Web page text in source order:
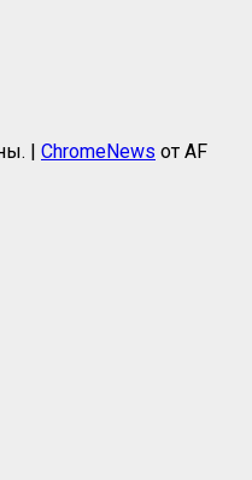
ChromeNews от AF